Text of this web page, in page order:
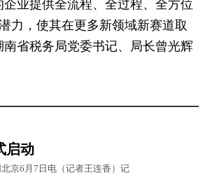
业提供全流程、全过程、全方位
力，使其在更多新领域新赛道取
省税务局党委书记、局长曾光辉
启动
京6月7日电（记者王连香）记